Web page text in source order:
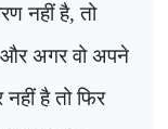
नहीं है, तो
और अगर वो अपने
नहीं है तो फिर